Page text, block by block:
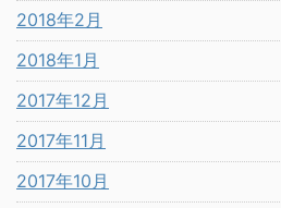
2018年2月
2018年1月
2017年12月
2017年11月
2017年10月